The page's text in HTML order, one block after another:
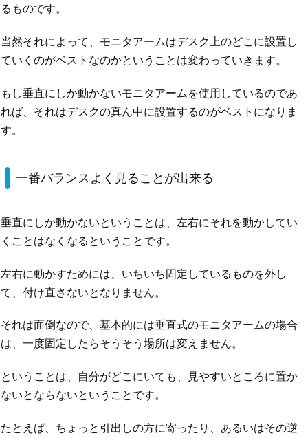
るものです。
当然それによって、モニタアームはデスク上のどこに設置し
ていくのがベストなのかということは変わっていきます。
もし垂直にしか動かないモニタアームを使用しているのであ
れば、それはデスクの真ん中に設置するのがベストになりま
す。
一番バランスよく見ることが出来る
垂直にしか動かないということは、左右にそれを動かしてい
くことはなくなるということです。
左右に動かすためには、いちいち固定しているものを外し
て、付け直さないとなりません。
それは面倒なので、基本的には垂直式のモニタアームの場合
は、一度固定したらそうそう場所は変えません。
ということは、自分がどこにいても、見やすいところに置か
ないとならないということです。
たとえば、ちょっと引出しの方に寄ったり、あるいはその逆